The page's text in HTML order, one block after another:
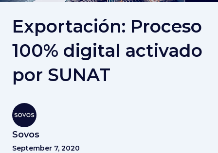
Exportación: Proceso
100% digital activado
por SUNAT
Sovos
September 7, 2020